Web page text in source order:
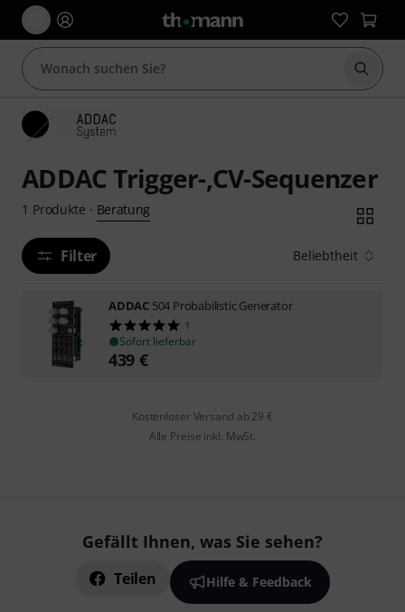
Suche
ADDAC Trigger-,CV-Sequenzer
1 Produkte · Beratung
Filter Beliebtheit
ADDAC 504 Probabilistic Generator
1
Sofort lieferbar
439 €
Kostenloser Versand ab 29 €
Alle Preise inkl. MwSt.
Gefällt Ihnen, was Sie sehen?
Teilen Hilfe & Feedback